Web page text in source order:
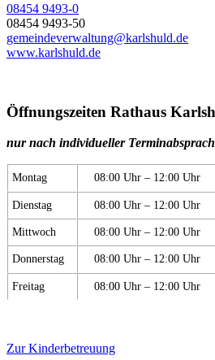
08454 9493-0
08454 9493-50
gemeindeverwaltung@karlshuld.de
www.karlshuld.de
Öffnungszeiten Rathaus
nur nach individueller
Montag 08:00 Uhr – 12:00 Uhr
Dienstag 08:00 Uhr – 12:00 Uhr
Mittwoch 08:00 Uhr – 12:00 Uhr
Donnerstag 08:00 Uhr – 12:00 Uhr
Freitag 08:00 Uhr – 12:00 Uhr
Zur Kinderbetreuung